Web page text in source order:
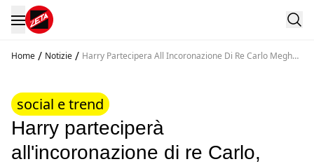
Home / Notizie / Harry Partecipera All Incoronazione Di Re Carlo Meghan
social e trend
Harry parteciperà
all'incoronazione di re Carlo,